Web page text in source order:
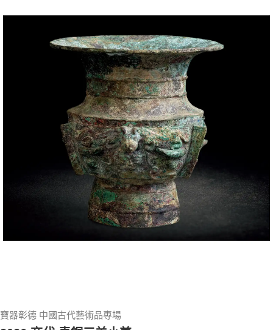
寶器彰德 中國古代藝術品專場